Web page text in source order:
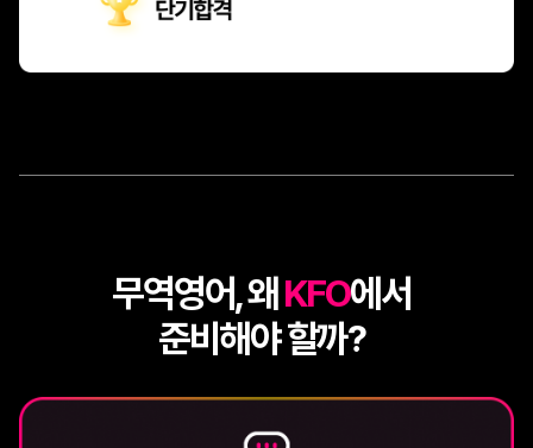
무역영어, 왜 KFO에서
준비해야 할까?